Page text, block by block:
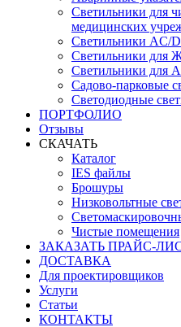
Светильники для
медицинских
Светильники AC/
Светильники для
Светильники для
Садово-парковые
Светодиодные
ПОРТФОЛИО
Отзывы
СКАЧАТЬ
Каталог
IES файлы
Брошуры
Низковольтные
Чистые помещения
ЗАКАЗАТЬ ПРАЙС-
ДОСТАВКА
Для проектировщиков
Услуги
Статьи
КОНТАКТЫ